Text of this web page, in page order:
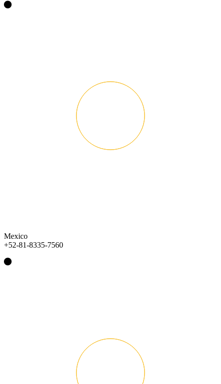
Mexico
+52-81-8335-7560